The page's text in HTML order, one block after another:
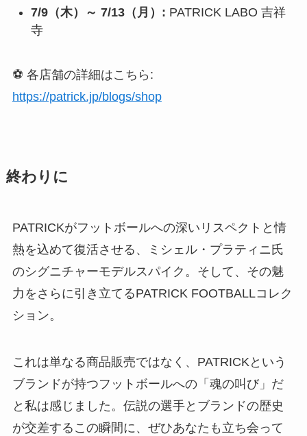
7/9（木）～ 7/13（月）: PATRICK LABO 吉祥
寺
⚽️ 各店舗の詳細はこちら:
https://patrick.jp/blogs/shop
終わりに
PATRICKがフットボールへの深いリスペクトと情
熱を込めて復活させる、ミシェル・プラティニ氏
のシグニチャーモデルスパイク。そして、その魅
力をさらに引き立てるPATRICK FOOTBALLコレク
ション。
これは単なる商品販売ではなく、PATRICKという
ブランドが持つフットボールへの「魂の叫び」だ
と私は感じました。伝説の選手とブランドの歴史
が交差するこの瞬間に、ぜひあなたも立ち会って